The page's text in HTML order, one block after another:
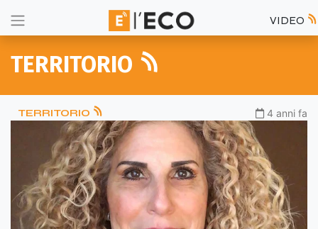
VIDEO
TERRITORIO
TERRITORIO 4 anni fa